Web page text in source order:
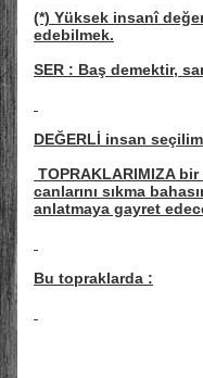
(*) Yüksek insanî
edebilmek.
SER : Baş demektir,
DEĞERLİ insan
TOPRAKLARIMIZA
canlarını sıkma
anlatmaya gayret
Bu topraklarda :